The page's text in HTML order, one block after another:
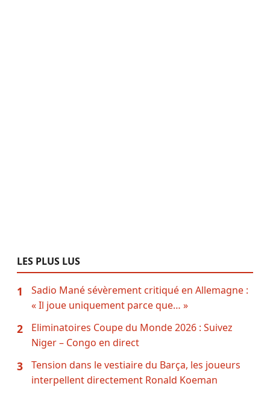
LES PLUS LUS
1
Sadio Mané sévèrement critiqué en Allemagne :
« Il joue uniquement parce que… »
2
Eliminatoires Coupe du Monde 2026 : Suivez
Niger – Congo en direct
3
Tension dans le vestiaire du Barça, les joueurs
interpellent directement Ronald Koeman